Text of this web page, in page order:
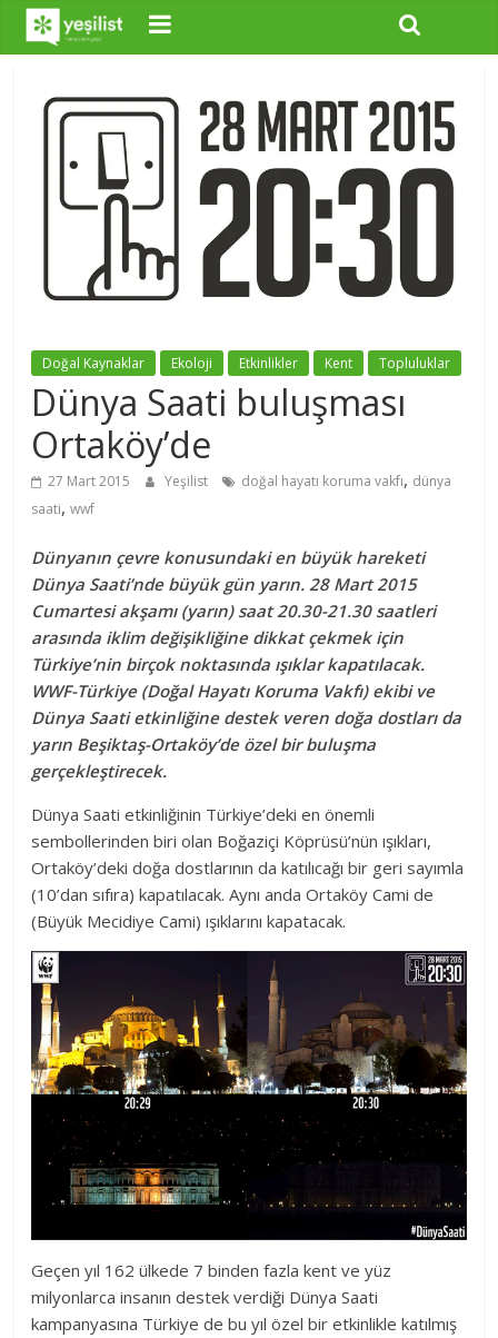
Doğal Kaynaklar Ekoloji Etkinlikler Kent Topluluklar
Dünya Saati buluşması
Ortaköy’de
27 Mart 2015 Yeşilist doğal hayatı koruma vakfı, dünya
saati,wwf
Dünyanın çevre konusundaki en büyük hareketi
Dünya Saati’nde büyük gün yarın. 28 Mart 2015
Cumartesi akşamı (yarın) saat 20.30-21.30 saatleri
arasında iklim değişikliğine dikkat çekmek için
Türkiye’nin birçok noktasında ışıklar kapatılacak.
WWF-Türkiye (Doğal Hayatı Koruma Vakfı) ekibi ve
Dünya Saati etkinliğine destek veren doğa dostları da
yarın Beşiktaş-Ortaköy’de özel bir buluşma
gerçekleştirecek.
Dünya Saati etkinliğinin Türkiye’deki en önemli
sembollerinden biri olan Boğaziçi Köprüsü’nün ışıkları,
Ortaköy’deki doğa dostlarının da katılıcağı bir geri sayımla
(10’dan sıfıra) kapatılacak. Aynı anda Ortaköy Cami de
(Büyük Mecidiye Cami) ışıklarını kapatacak.
Geçen yıl 162 ülkede 7 binden fazla kent ve yüz
milyonlarca insanın destek verdiği Dünya Saati
kampanyasına Türkiye de bu yıl özel bir etkinlikle katılmış